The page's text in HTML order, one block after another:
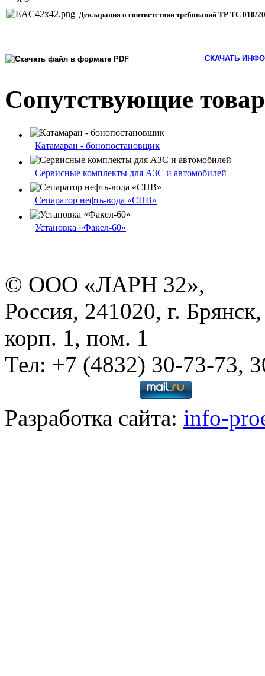
Декларация о соответствии требований ТР ТС 010/
СКАЧАТЬ
Сопутствующие
Катамаран - бонопостановщик
Сервисные комплекты для АЗС и автомобилей
Сепаратор нефть-вода «СНВ»
Установка «Факел-60»
© ООО «ЛАРН 32»,
Россия, 241020, г.
корп. 1, пом. 1
Тел: +7 (4832) 30-73-73,
Разработка сайта: info-